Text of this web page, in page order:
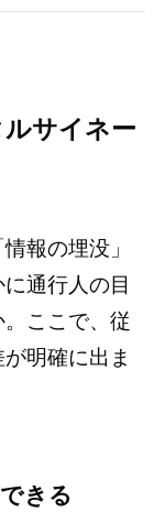
サイネー
報の埋没」
通行人の目
ここで、従
明確に出ま
きる